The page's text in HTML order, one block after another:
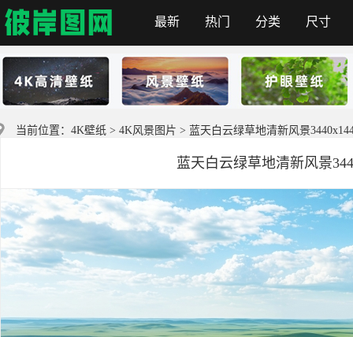
彼岸图网
最新 热门 分类 尺寸
当前位置： 4K壁纸 > 4K风景图片 > 蓝天白云绿草地清新风景
蓝天白云绿草地清新风景